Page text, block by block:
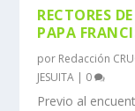
RECTORES
PAPA
por Redacción
JESUITA
0
Previo al